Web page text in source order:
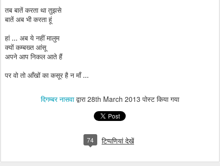
तब बातें करता था तुझसे
बातें अब भी करता हूं
हां ... अब ये नहीं मालुम
क्यों कम्बख्त आंसू
अपने आप निकल आते हैं
पर वो तो आँखों का कसूर है न माँ ...
दिगम्बर नासवाद्वारा28th March 2013 पोस्ट किया गया
74 टिप्पणियां देखें